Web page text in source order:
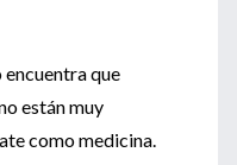
encuentra que
están muy
como medicina.